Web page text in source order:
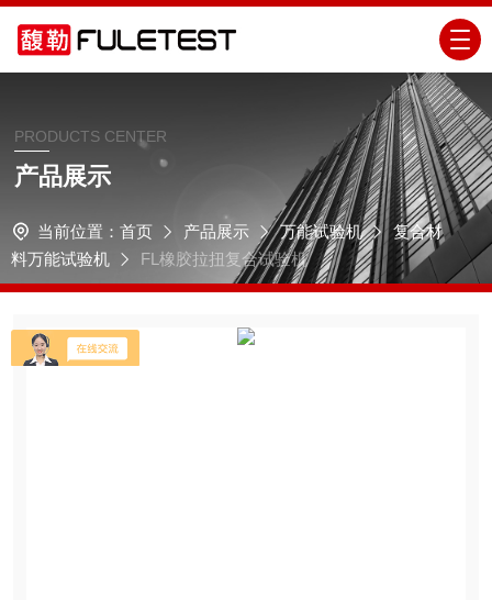
PRODUCTS CENTER
产品展示
当前位置： 首页 产品展示 万能试验机
复合材
料万能试验机
FL橡胶拉扭复合试验机